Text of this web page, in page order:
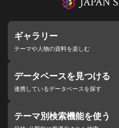
ギャラリー
テーマや人物の資料を楽しむ
データベースを見つける
連携しているデータベースを探す
テーマ別検索機能を使う